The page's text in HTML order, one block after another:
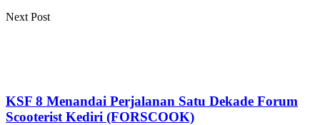
Next Post
KSF 8 Menandai Perjalanan Satu Dekade Forum
Scooterist Kediri (FORSCOOK)